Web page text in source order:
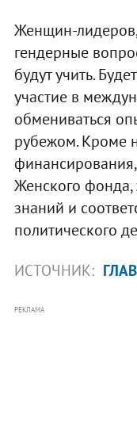
Женщин-лидеров,
гендерные
будут учить.
участие в
обмениваться
рубежом. Кроме
Женского фонда,
знаний и
политического
ИСТОЧНИК:
РЕКЛАМА